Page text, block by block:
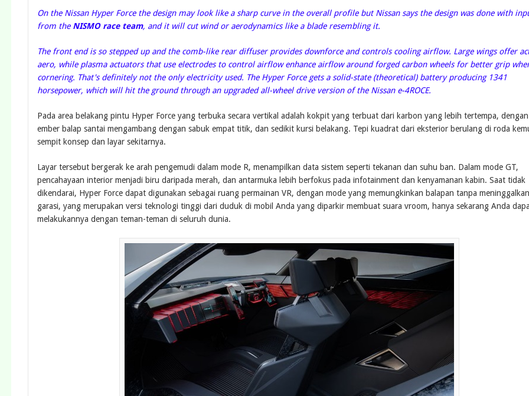
On the Nissan Hyper Force the design may look like a sharp curve in the overall profile but Nissan says the design was done with
from the NISMO race team, and it will cut wind or aerodynamics like a blade resembling it.
The front end is so stepped up and the comb-like rear diffuser provides downforce and controls cooling airflow. Large wings offer
aero, while plasma actuators that use electrodes to control airflow enhance airflow around forged carbon wheels for better grip
cornering. That's definitely not the only electricity used. The Hyper Force gets a solid-state (theoretical) battery producing 1341
horsepower, which will hit the ground through an upgraded all-wheel drive version of the Nissan e-4ROCE.
Pada area belakang pintu Hyper Force yang terbuka secara vertikal adalah kokpit yang terbuat dari karbon yang lebih tertempa, dengan
ember balap santai mengambang dengan sabuk empat titik, dan sedikit kursi belakang. Tepi kuadrat dari eksterior berulang di roda
sempit konsep dan layar sekitarnya.
Layar tersebut bergerak ke arah pengemudi dalam mode R, menampilkan data sistem seperti tekanan dan suhu ban. Dalam mode GT,
pencahayaan interior menjadi biru daripada merah, dan antarmuka lebih berfokus pada infotainment dan kenyamanan kabin. Saat tidak
dikendarai, Hyper Force dapat digunakan sebagai ruang permainan VR, dengan mode yang memungkinkan balapan tanpa meninggalkan
garasi, yang merupakan versi teknologi tinggi dari duduk di mobil Anda yang diparkir membuat suara vroom, hanya sekarang Anda
melakukannya dengan teman-teman di seluruh dunia.